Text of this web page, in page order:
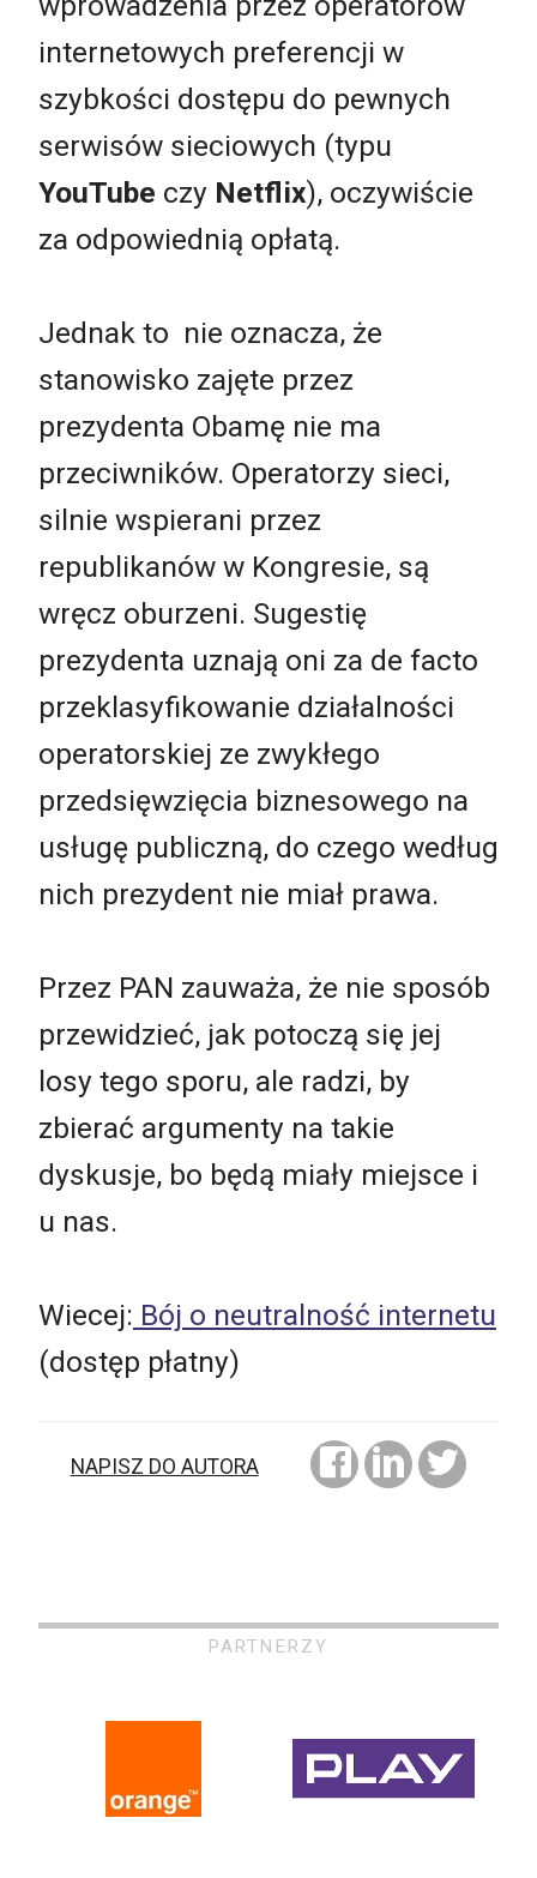
internetowych preferencji w
szybkości dostępu do pewnych
serwisów sieciowych (typu
YouTube czy Netflix), oczywiście
za odpowiednią opłatą.
Jednak to nie oznacza, że
stanowisko zajęte przez
prezydenta Obamę nie ma
przeciwników. Operatorzy sieci,
silnie wspierani przez
republikanów w Kongresie, są
wręcz oburzeni. Sugestię
prezydenta uznają oni za de facto
przeklasyfikowanie działalności
operatorskiej ze zwykłego
przedsięwzięcia biznesowego na
usługę publiczną, do czego według
nich prezydent nie miał prawa.
Przez PAN zauważa, że nie sposób
przewidzieć, jak potoczą się jej
losy tego sporu, ale radzi, by
zbierać argumenty na takie
dyskusje, bo będą miały miejsce i
u nas.
Wiecej: Bój o neutralność internetu
(dostęp płatny)
NAPISZ DO AUTORA
PARTNERZY